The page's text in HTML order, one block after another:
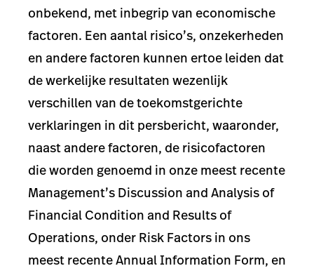
onbekend, met inbegrip van economische
factoren. Een aantal risico’s, onzekerheden
en andere factoren kunnen ertoe leiden dat
de werkelijke resultaten wezenlijk
verschillen van de toekomstgerichte
verklaringen in dit persbericht, waaronder,
naast andere factoren, de risicofactoren
die worden genoemd in onze meest recente
Management’s Discussion and Analysis of
Financial Condition and Results of
Operations, onder Risk Factors in ons
meest recente Annual Information Form, en